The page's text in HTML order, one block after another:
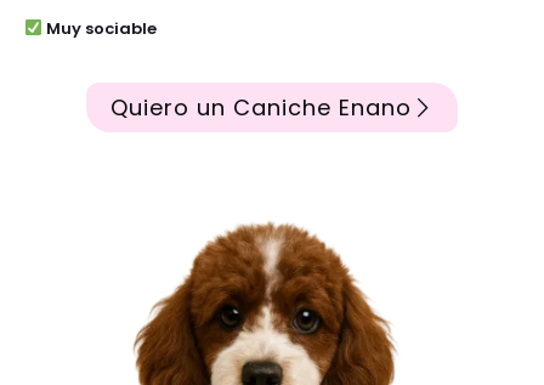
Muy sociable
Quiero un Caniche Enano